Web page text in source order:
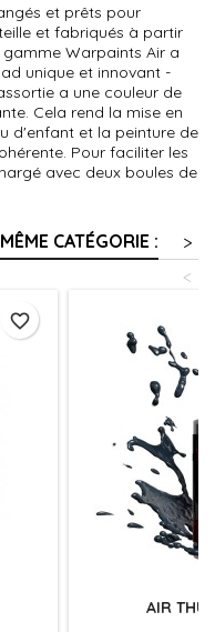
et prêts pour
et fabriqués à partir
Warpaints Air a
unique et innovant -
a une couleur de
Cela rend la mise en
d'enfant et la peinture de
Pour faciliter les
avec deux boules de
CATÉGORIE :
>
<
favorite_border
AIR